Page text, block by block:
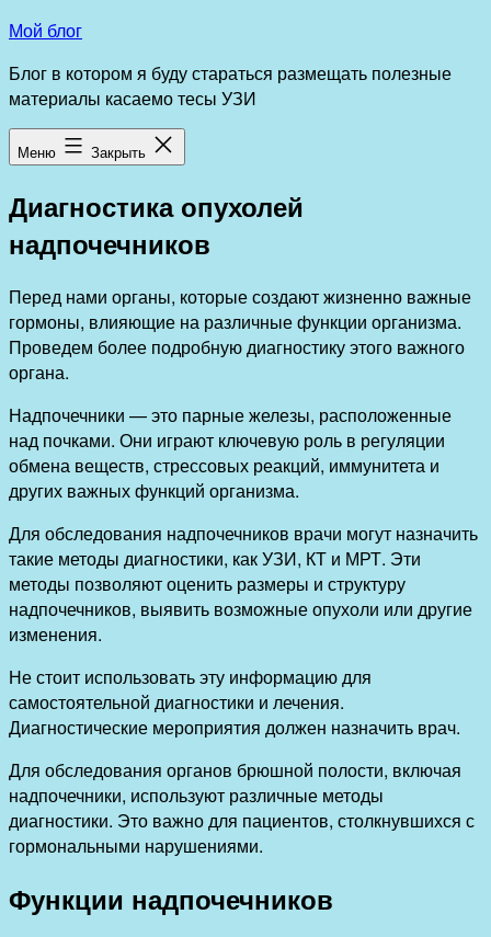
Перейти
содержимому
Мой блог
Блог в котором я буду стараться размещать полезные
материалы касаемо тесы УЗИ
Меню Закрыть
Диагностика опухолей
надпочечников
Перед нами органы, которые создают жизненно важные
гормоны, влияющие на различные функции организма.
Проведем более подробную диагностику этого важного
органа.
Надпочечники — это парные железы, расположенные
над почками. Они играют ключевую роль в регуляции
обмена веществ, стрессовых реакций, иммунитета и
других важных функций организма.
Для обследования надпочечников врачи могут назначить
такие методы диагностики, как УЗИ, КТ и МРТ. Эти
методы позволяют оценить размеры и структуру
надпочечников, выявить возможные опухоли или другие
изменения.
Не стоит использовать эту информацию для
самостоятельной диагностики и лечения.
Диагностические мероприятия должен назначить врач.
Для обследования органов брюшной полости, включая
надпочечники, используют различные методы
диагностики. Это важно для пациентов, столкнувшихся с
гормональными нарушениями.
Функции надпочечников